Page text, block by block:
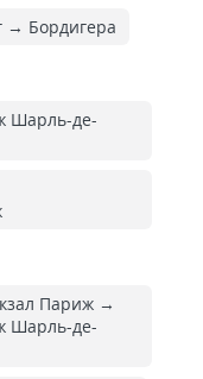
→ Бордигера
Шарль-де-
Париж →
Шарль-де-